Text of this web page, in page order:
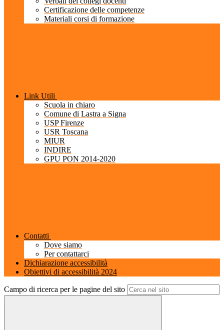
Certificazione delle competenze
Materiali corsi di formazione
Link Utili
Scuola in chiaro
Comune di Lastra a Signa
USP Firenze
USR Toscana
MIUR
INDIRE
GPU PON 2014-2020
Contatti
Dove siamo
Per contattarci
Dichiarazione accessibilità
Obiettivi di accessibilità 2024
Campo di ricerca per le pagine del sito